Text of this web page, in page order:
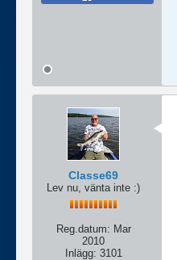
Classe69
Lev nu, vänta inte :)
Reg.datum: Mar
2010
Inlägg: 3101